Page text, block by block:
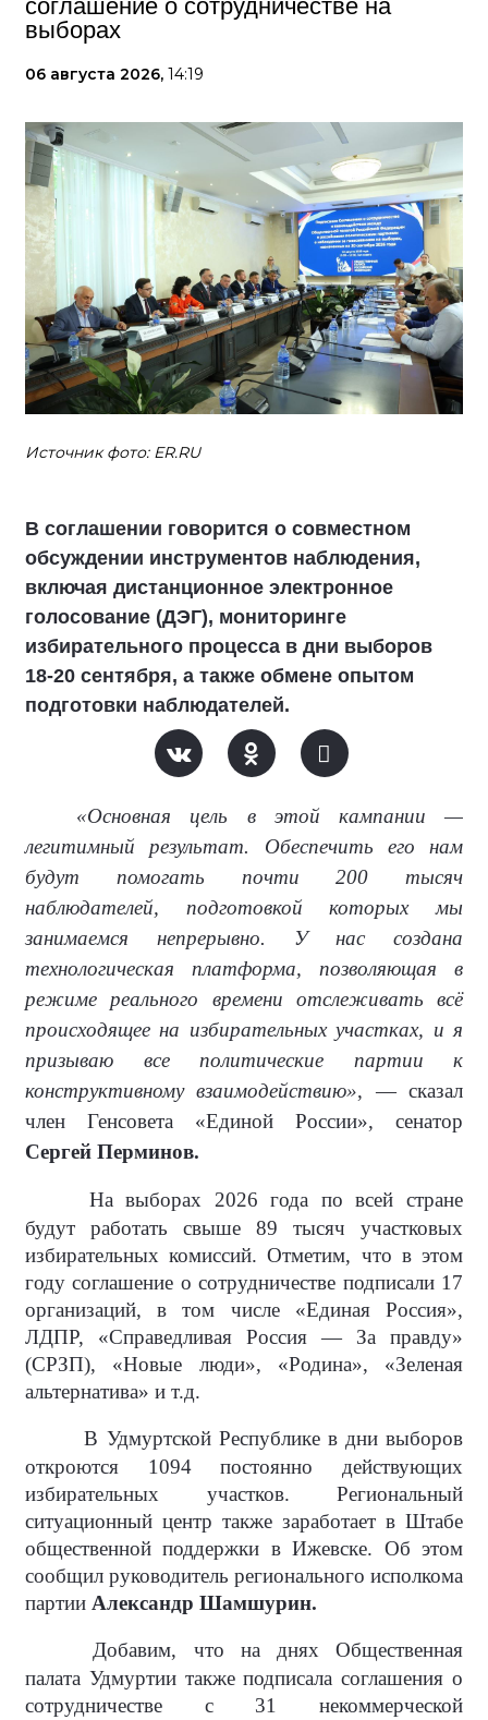
соглашение о сотрудничестве на
выборах
06 августа 2026, 14:19
Источник фото: ER.RU
В соглашении говорится о совместном
обсуждении инструментов наблюдения,
включая дистанционное электронное
голосование (ДЭГ), мониторинге
избирательного процесса в дни выборов
18-20 сентября, а также обмене опытом
подготовки наблюдателей.
«Основная цель в этой кампании —
легитимный результат. Обеспечить его нам
будут помогать почти 200 тысяч
наблюдателей, подготовкой которых мы
занимаемся непрерывно. У нас создана
технологическая платформа, позволяющая в
режиме реального времени отслеживать всё
происходящее на избирательных участках, и я
призываю все политические партии к
конструктивному взаимодействию», — сказал
член Генсовета «Единой России», сенатор
Сергей Перминов.
На выборах 2026 года по всей стране
будут работать свыше 89 тысяч участковых
избирательных комиссий. Отметим, что в этом
году соглашение о сотрудничестве подписали 17
организаций, в том числе «Единая Россия»,
ЛДПР, «Справедливая Россия — За правду»
(СРЗП), «Новые люди», «Родина», «Зеленая
альтернатива» и т.д.
В Удмуртской Республике в дни выборов
откроются 1094 постоянно действующих
избирательных участков. Региональный
ситуационный центр также заработает в Штабе
общественной поддержки в Ижевске. Об этом
сообщил руководитель регионального исполкома
партии Александр Шамшурин.
Добавим, что на днях Общественная
палата Удмуртии также подписала соглашения о
сотрудничестве с 31 некоммерческой